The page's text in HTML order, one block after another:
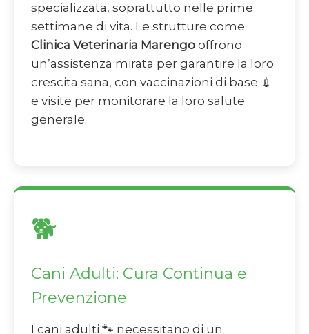
specializzata, soprattutto nelle prime
settimane di vita. Le strutture come
Clinica Veterinaria Marengo offrono
un’assistenza mirata per garantire la loro
crescita sana, con vaccinazioni di base 💉
e visite per monitorare la loro salute
generale.
🐕
Cani Adulti: Cura Continua e
Prevenzione
I cani adulti 🐾 necessitano di un